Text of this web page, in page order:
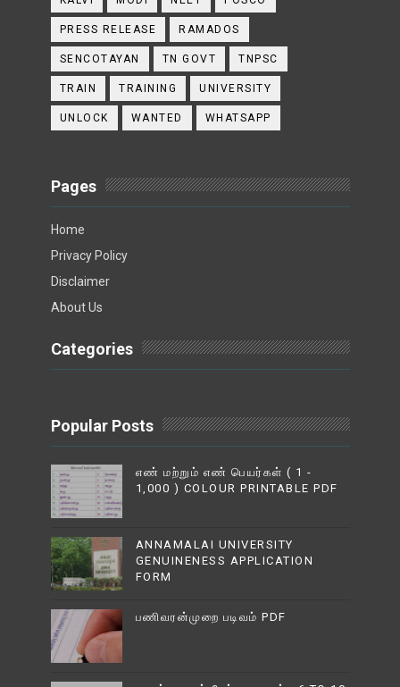
PRESS RELEASE RAMADOS
SENCOTAYAN TN GOVT TNPSC
TRAIN TRAINING UNIVERSITY
UNLOCK WANTED WHATSAPP
Pages
Home
Privacy Policy
Disclaimer
About Us
Categories
Popular Posts
எண் மற்றும் எண் பெயர்கள் ( 1 -
1,000 ) COLOUR PRINTABLE PDF
ANNAMALAI UNIVERSITY
GENUINENESS APPLICATION
FORM
பணிவரன்முறை படிவம் PDF